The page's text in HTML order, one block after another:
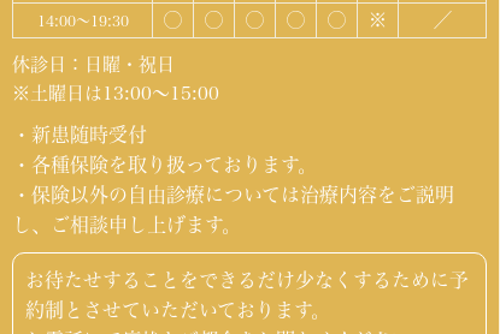
14:00～19:30 ◯ ◯ ◯ ◯ ◯ ※ ／
休診日：日曜・祝日
※土曜日は13:00～15:00
・新患随時受付
・各種保険を取り扱っております。
・保険以外の自由診療については治療内容をご説明
し、ご相談申し上げます。
お待たせすることをできるだけ少なくするために予
約制とさせていただいております。